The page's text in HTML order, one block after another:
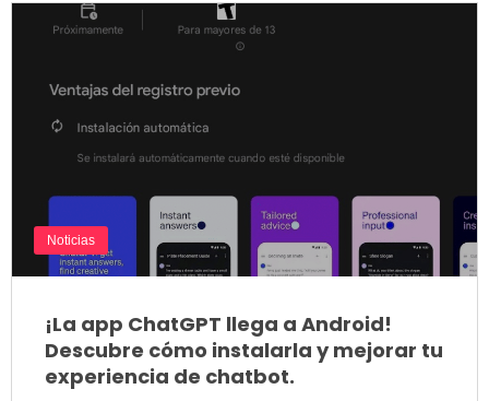
Noticias
¡La app ChatGPT llega a Android!
Descubre cómo instalarla y mejorar tu
experiencia de chatbot.